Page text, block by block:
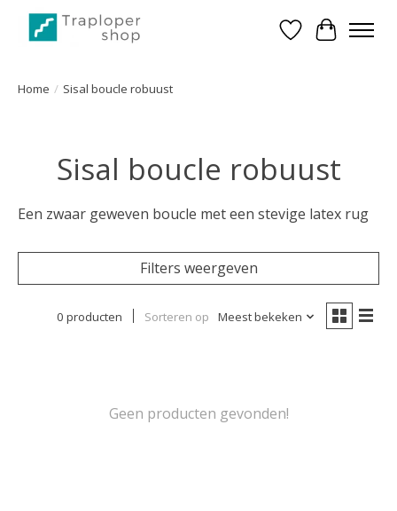
Verlanglijst
Home / Sisal boucle robuust
Sisal boucle robuust
Een zwaar geweven boucle met een stevige latex rug
Filters weergeven
0 producten Sorteren op Meest bekeken
Geen producten gevonden!